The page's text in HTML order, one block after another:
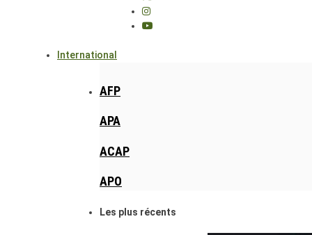
International
AFP
APA
ACAP
APO
Les plus récents